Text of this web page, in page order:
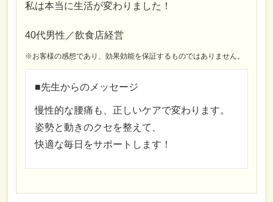
私は本当に生活が変わりました！
40代男性／飲食店経営
※お客様の感想であり、効果効能を保証するものではありません。
■先生からのメッセージ
慢性的な腰痛も、正しいケアで変わります。
姿勢と動きのクセを整えて、
快適な毎日をサポートします！